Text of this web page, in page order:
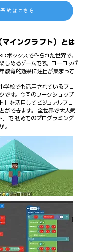
予約はこちら
インクラフト）とは
ボックスで作られた世界で、
しめるゲームです。ヨーロッパ
教育的効果に注目が集まって
学校でも活用されているプロ
です。今回のワークショップ
」を活用してビジュアルプロ
ができます。 全世界で大人気
」で 初めてのプログラミング
。